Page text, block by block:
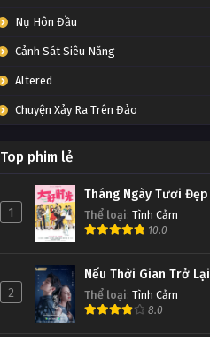
Nụ Hôn Đầu
Cảnh Sát Siêu Năng
Altered
Chuyện Xảy Ra Trên Đảo
Top phim lẻ
1
Tháng Ngày Tươi Đẹp
Thể loại: Tình Cảm
10.0
2
Nếu Thời Gian Trở Lại
Thể loại: Tình Cảm
8.0